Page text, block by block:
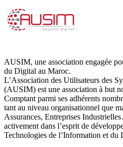
AUSIM, une association engagée
du Digital au Maroc.
L’Association des Utilisateurs des
(AUSIM) est une association à but
Comptant parmi ses adhérents
tant au niveau organisationnel que
Assurances, Entreprises
activement dans l’esprit de
Technologies de l’Information et du